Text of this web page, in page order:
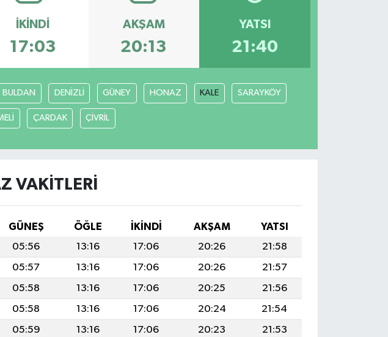
İKINDI
17:03
AKŞAM
20:13
YATSI
21:40
BULDAN DENİZLİ GÜNEY HONAZ KALE SARAYKÖY
ÇARDAK ÇİVRİL
VAKITLERI
GÜNEŞ ÖĞLE İKINDI AKŞAM
YATSI
05:56 13:16 17:06 20:26
21:58
05:57 13:16 17:06 20:26
21:57
05:58 13:16 17:06 20:25
21:56
05:58 13:16 17:06 20:24
21:54
05:59 13:16 17:06 20:23
21:53